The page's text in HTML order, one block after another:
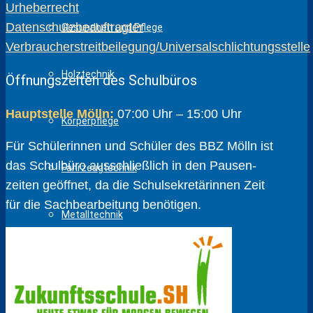
Gesundheit und Pflege
Holztechnik
Körperpflege
Fahrzeugtechnik
Metalltechnik
Wirtschaft und Verwaltung
Urheberrecht
Datenschutzbeauftragter
Verbraucherstreitbeilegung/Universalschlichtungsstelle
Öffnungszeiten des Schulbüros
Hauptstelle Mölln: 07:00 Uhr – 15:00 Uhr
Für Schülerinnen und Schüler des BBZ Mölln ist
das Schulbüro ausschließlich in den Pausen­
zeiten geöffnet, da die Schul­sekretärinnen Zeit
für die Sach­bear­beitung benötigen.